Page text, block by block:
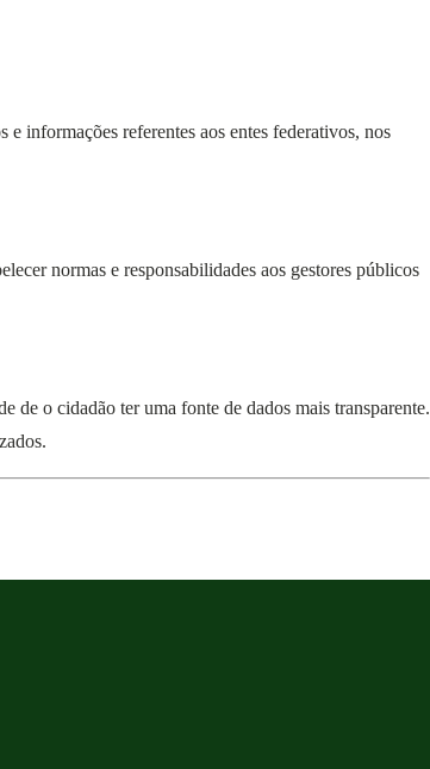
informações referentes aos entes federativos, nos
normas e responsabilidades aos gestores públicos
o cidadão ter uma fonte de dados mais transparente.